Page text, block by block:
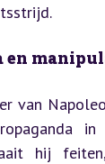
en
van
hij